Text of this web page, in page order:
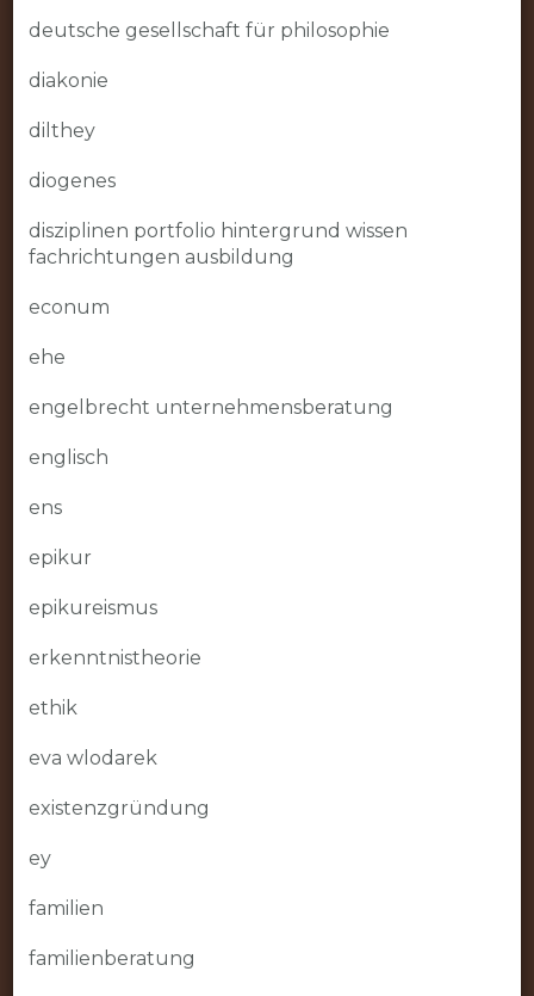
deutsche gesellschaft für philosophie
diakonie
dilthey
diogenes
disziplinen portfolio hintergrund wissen
fachrichtungen ausbildung
econum
ehe
engelbrecht unternehmensberatung
englisch
ens
epikur
epikureismus
erkenntnistheorie
ethik
eva wlodarek
existenzgründung
ey
familien
familienberatung